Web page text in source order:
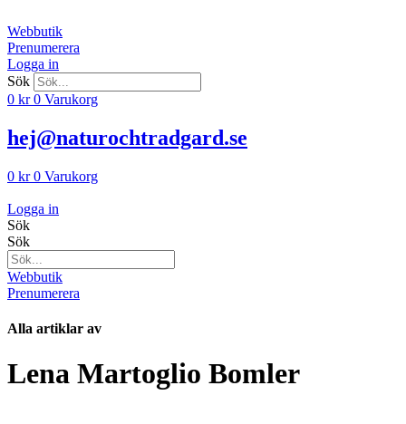
till
innehåll
Webbutik
Prenumerera
Logga in
Sök
0 kr 0 Varukorg
hej@naturochtradgard.se
0 kr 0 Varukorg
Logga in
Sök
Sök
Webbutik
Prenumerera
Alla artiklar av
Lena Martoglio Bomler